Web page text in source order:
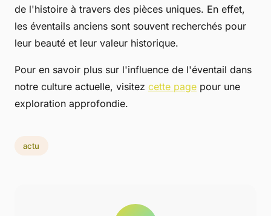
de l'histoire à travers des pièces uniques. En effet,
les éventails anciens sont souvent recherchés pour
leur beauté et leur valeur historique.
Pour en savoir plus sur l'influence de l'éventail dans
notre culture actuelle, visitez cette page pour une
exploration approfondie.
actu